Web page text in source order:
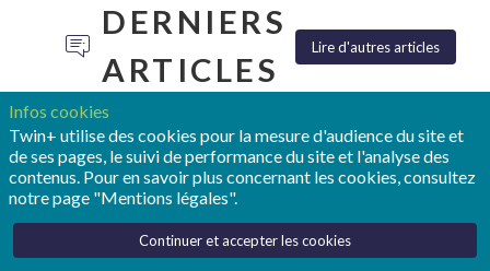
DERNIERS
ARTICLES
Lire d'autres articles
TONY
HEMMELGARN:
«LE
POUR
OPMOBILITY,
LE
REALIZE
LIVE :
SIEMENS
Infos cookies
Twin+ utilise des cookies pour la mesure d'audience du site et
de ses pages, le suivi de performance du site et l'analyse des
contenus. Pour en savoir plus concernant les cookies, consultez
notre page "Mentions légales".
Continuer et accepter les cookies